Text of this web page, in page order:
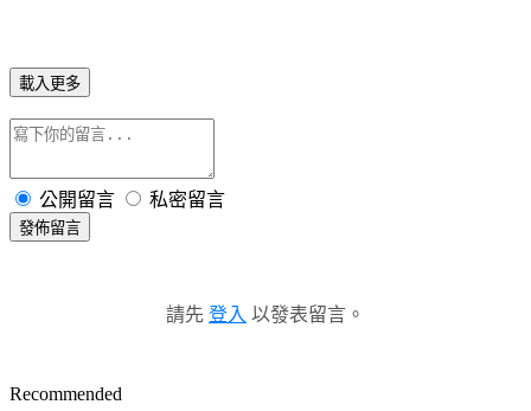
載入更多
公開留言 私密留言
發佈留言
請先 登入 以發表留言。
Recommended